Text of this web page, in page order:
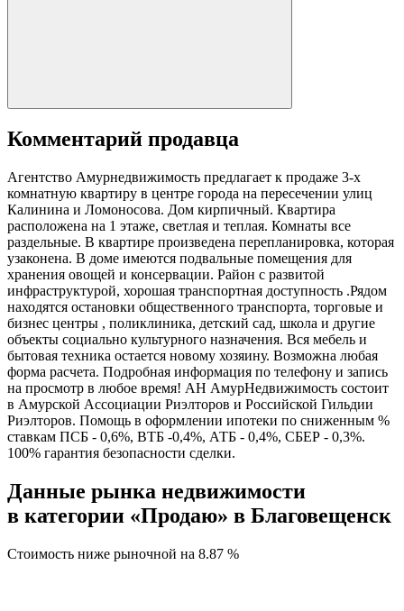
Комментарий продавца
Агентство Амурнедвижимость предлагает к продаже 3-х
комнатную квартиру в центре города на пересечении улиц
Калинина и Ломоносова. Дом кирпичный. Квартира
расположена на 1 этаже, светлая и теплая. Комнаты все
раздельные. В квартире произведена перепланировка, которая
узаконена. В доме имеются подвальные помещения для
хранения овощей и консервации. Район с развитой
инфраструктурой, хорошая транспортная доступность .Рядом
находятся остановки общественного транспорта, торговые и
бизнес центры , поликлиника, детский сад, школа и другие
объекты социально культурного назначения. Вся мебель и
бытовая техника остается новому хозяину. Возможна любая
форма расчета. Подробная информация по телефону и запись
на просмотр в любое время! АН АмурНедвижимость состоит
в Амурской Ассоциации Риэлторов и Российской Гильдии
Риэлторов. Помощь в оформлении ипотеки по сниженным %
ставкам ПСБ - 0,6%, ВТБ -0,4%, АТБ - 0,4%, СБЕР - 0,3%.
100% гарантия безопасности сделки.
Данные рынка недвижимости
в категории «Продаю» в Благовещенск
Стоимость ниже рыночной на 8.87 %